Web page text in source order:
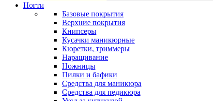
Ногти
Базовые покрытия
Верхние покрытия
Книпсеры
Кусачки маникюрные
Кюретки, триммеры
Наращивание
Ножницы
Пилки и бафики
Средства для маникюра
Средства для педикюра